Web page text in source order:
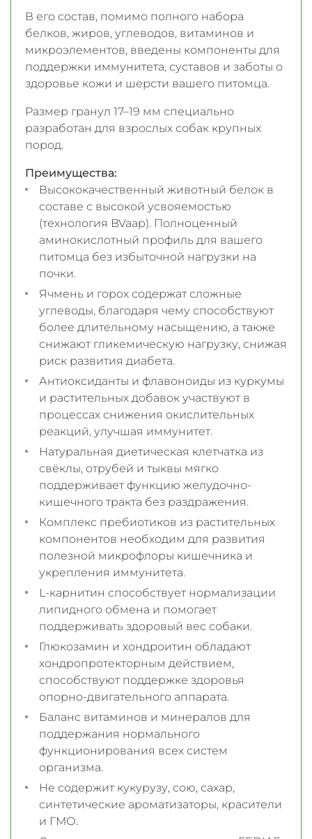
В его состав, помимо полного набора
белков, жиров, углеводов, витаминов и
микроэлементов, введены компоненты для
поддержки иммунитета, суставов и заботы о
здоровье кожи и шерсти вашего питомца.
Размер гранул 17–19 мм специально
разработан для взрослых собак крупных
пород.
Преимущества:
Высококачественный животный белок в
составе с высокой усвояемостью
(технология BVaap). Полноценный
аминокислотный профиль для вашего
питомца без избыточной нагрузки на
почки.
Ячмень и горох содержат сложные
углеводы, благодаря чему способствуют
более длительному насыщению, а также
снижают гликемическую нагрузку, снижая
риск развития диабета.
Антиоксиданты и флавоноиды из куркумы
и растительных добавок участвуют в
процессах снижения окислительных
реакций, улучшая иммунитет.
Натуральная диетическая клетчатка из
свёклы, отрубей и тыквы мягко
поддерживает функцию желудочно-
кишечного тракта без раздражения.
Комплекс пребиотиков из растительных
компонентов необходим для развития
полезной микрофлоры кишечника и
укрепления иммунитета.
L-карнитин способствует нормализации
липидного обмена и помогает
поддерживать здоровый вес собаки.
Глюкозамин и хондроитин обладают
хондропротекторным действием,
способствуют поддержке здоровья
опорно-двигательного аппарата.
Баланс витаминов и минералов для
поддержания нормального
функционирования всех систем
организма.
Не содержит кукурузу, сою, сахар,
синтетические ароматизаторы, красители
и ГМО.